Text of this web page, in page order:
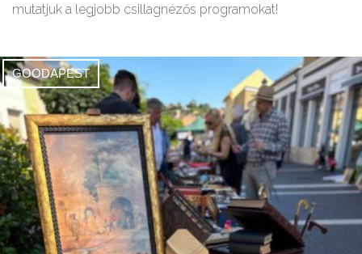
mutatjuk a legjobb csillagnézős programokat!
GOODAPEST